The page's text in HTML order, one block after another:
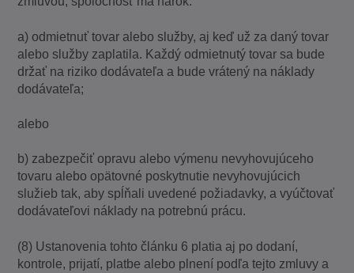
a) odmietnuť tovar alebo služby, aj keď už za daný tovar
alebo služby zaplatila. Každý odmietnutý tovar sa bude
držať na riziko dodávateľa a bude vrátený na náklady
dodávateľa;
alebo
b) zabezpečiť opravu alebo výmenu nevyhovujúceho
tovaru alebo opätovné poskytnutie nevyhovujúcich
služieb tak, aby spĺňali uvedené požiadavky, a vyúčtovať
dodávateľovi náklady na potrebnú prácu.
(8) Ustanovenia tohto článku 6 platia aj po dodaní,
kontrole, prijatí, platbe alebo plnení podľa tejto zmluvy a